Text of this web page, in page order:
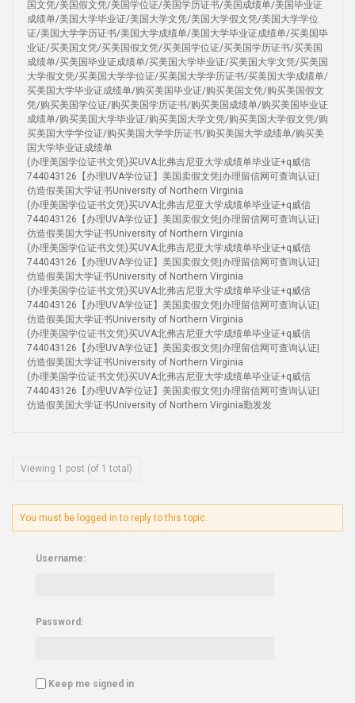
国文凭/美国假文凭/美国学位证/美国学历证书/美国成绩单/美国毕业证
成绩单/美国大学毕业证/美国大学文凭/美国大学假文凭/美国大学学位
证/美国大学学历证书/美国大学成绩单/美国大学毕业证成绩单/买美国毕
业证/买美国文凭/买美国假文凭/买美国学位证/买美国学历证书/买美国
成绩单/买美国毕业证成绩单/买美国大学毕业证/买美国大学文凭/买美国
大学假文凭/买美国大学学位证/买美国大学学历证书/买美国大学成绩单/
买美国大学毕业证成绩单/购买美国毕业证/购买美国文凭/购买美国假文
凭/购买美国学位证/购买美国学历证书/购买美国成绩单/购买美国毕业证
成绩单/购买美国大学毕业证/购买美国大学文凭/购买美国大学假文凭/购
买美国大学学位证/购买美国大学学历证书/购买美国大学成绩单/购买美
国大学毕业证成绩单
(办理美国学位证书文凭)买UVA北弗吉尼亚大学成绩单毕业证+q威信
744043126【办理UVA学位证】美国卖假文凭|办理留信网可查询认证|
仿造假美国大学证书University of Northern Virginia
(办理美国学位证书文凭)买UVA北弗吉尼亚大学成绩单毕业证+q威信
744043126【办理UVA学位证】美国卖假文凭|办理留信网可查询认证|
仿造假美国大学证书University of Northern Virginia
(办理美国学位证书文凭)买UVA北弗吉尼亚大学成绩单毕业证+q威信
744043126【办理UVA学位证】美国卖假文凭|办理留信网可查询认证|
仿造假美国大学证书University of Northern Virginia
(办理美国学位证书文凭)买UVA北弗吉尼亚大学成绩单毕业证+q威信
744043126【办理UVA学位证】美国卖假文凭|办理留信网可查询认证|
仿造假美国大学证书University of Northern Virginia
(办理美国学位证书文凭)买UVA北弗吉尼亚大学成绩单毕业证+q威信
744043126【办理UVA学位证】美国卖假文凭|办理留信网可查询认证|
仿造假美国大学证书University of Northern Virginia
(办理美国学位证书文凭)买UVA北弗吉尼亚大学成绩单毕业证+q威信
744043126【办理UVA学位证】美国卖假文凭|办理留信网可查询认证|
仿造假美国大学证书University of Northern Virginia勤发发
Viewing 1 post (of 1 total)
You must be logged in to reply to this topic.
Username:
Password:
Keep me signed in